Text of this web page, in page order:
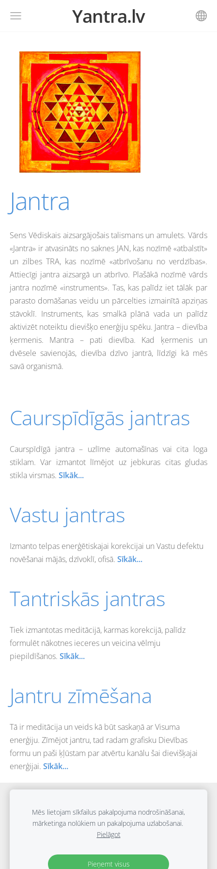
Yantra.lv
Jantra
Sens Vēdiskais aizsargājošais talismans un amulets. Vārds
«Jantra» ir atvasināts no saknes JAN, kas nozīmē «atbalstīt»
un zilbes TRA, kas nozīmē «atbrīvošanu no verdzības».
Attiecīgi jantra aizsargā un atbrīvo. Plašākā nozīmē vārds
jantra nozīmē «instruments». Tas, kas palīdz iet tālāk par
parasto domāšanas veidu un pārcelties izmainītā apziņas
stāvoklī. Instruments, kas smalkā plānā vada un palīdz
aktivizēt noteiktu dievišķo enerģiju spēku. Jantra – dievība
ķermenis. Mantra – pati dievība. Kad ķermenis un
dvēsele savienojās, dievība dzīvo jantrā, līdzīgi kā mēs
savā organismā.
Caurspīdīgās jantras
Caurspīdīgā jantra – uzlīme automašīnas vai cita loga
stiklam. Var izmantot līmējot uzjebkuras citas gludas
stiklavirsmas. Sīkāk...
Vastu jantras
Izmanto telpas enerģētiskajai korekcijai un Vastu defektu
novēšanai mājās, dzīvoklī, ofisā. Sīkāk...
Tantriskās jantras
Tiek izmantotas meditācijā, karmas korekcijā, palīdz
formulēt nākotnes ieceres un veicina vēlmju
piepildīšanos. Sīkāk...
Jantru zīmēšana
Tā ir meditācija un veids kā būt saskaņā ar Visuma
enerģiju. Zīmējot jantru, tad radam grafisku Dievības
formu un paši ķļūstam par atvērtu kanālu šai dievišķajai
enerģijai. Sīkāk...
Autortiesības © Viktorija Darakova | 2010. – 2026
Jebkādu materiālu un tekstu izmantošana bez atļaujas ir
aizliegta.Datu aizsardzības politikas
Mēs lietojam sīkfailus pakalpojuma nodrošināšanai,
mārketinga nolūkiem un pakalpojuma uzlabošanai.
Pielāgot
Pieņemt visus